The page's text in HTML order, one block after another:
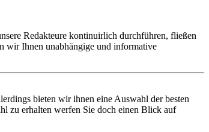
Redakteure kontinuirlich durchführen, fließen
wir Ihnen unabhängige und informative
bieten wir ihnen eine Auswahl der besten
zu erhalten werfen Sie doch einen Blick auf